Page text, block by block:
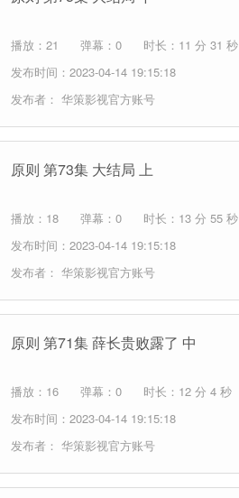
播放：21 弹幕：0
时长：11 分 31 秒
发布时间：2023-04-14 19:15:18
发布者： 华策影视官方账号
原则 第73集 大结局 上
播放：18 弹幕：0
时长：13 分 55 秒
发布时间：2023-04-14 19:15:18
发布者： 华策影视官方账号
原则 第71集 薛长贵败露了 中
播放：16 弹幕：0
时长：12 分 4 秒
发布时间：2023-04-14 19:15:18
发布者： 华策影视官方账号